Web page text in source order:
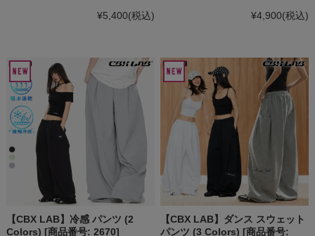
¥5,400(税込) ¥4,900(税込)
【CBX LAB】冷感 パンツ (2
Colors) [商品番号: 2670]
【CBX LAB】ダンス スウェット
パンツ (3 Colors) [商品番号: